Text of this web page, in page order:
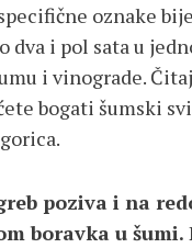
oznake
dva i pol sata u
i vinograde.
bogati šumski
poziva i na
boravka u šumi.